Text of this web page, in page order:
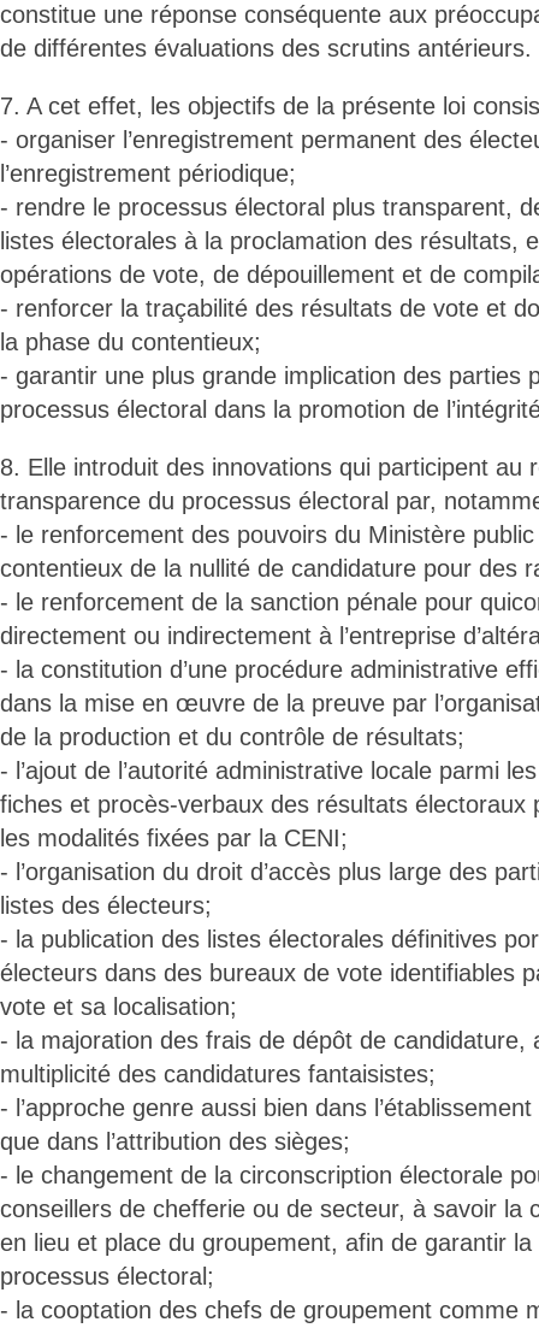
constitue une réponse conséquente aux
de différentes évaluations des scrutins antérieurs.
7. A cet effet, les objectifs de la présente loi
- organiser l’enregistrement permanent des
l’enregistrement périodique;
- rendre le processus électoral plus transparent,
listes électorales à la proclamation des résultats,
opérations de vote, de dépouillement et de
- renforcer la traçabilité des résultats de vote et
la phase du contentieux;
- garantir une plus grande implication des parties
processus électoral dans la promotion de
8. Elle introduit des innovations qui participent au
transparence du processus électoral par,
- le renforcement des pouvoirs du Ministère
contentieux de la nullité de candidature pour des
- le renforcement de la sanction pénale pour
directement ou indirectement à l’entreprise
- la constitution d’une procédure administrative
dans la mise en œuvre de la preuve par
de la production et du contrôle de résultats;
- l’ajout de l’autorité administrative locale parmi
fiches et procès-verbaux des résultats électoraux
les modalités fixées par la CENI;
- l’organisation du droit d’accès plus large des
listes des électeurs;
- la publication des listes électorales définitives
électeurs dans des bureaux de vote identifiables
vote et sa localisation;
- la majoration des frais de dépôt de candidature,
multiplicité des candidatures fantaisistes;
- l’approche genre aussi bien dans
que dans l’attribution des sièges;
- le changement de la circonscription électorale
conseillers de chefferie ou de secteur, à savoir la
en lieu et place du groupement, afin de garantir
processus électoral;
- la cooptation des chefs de groupement comme